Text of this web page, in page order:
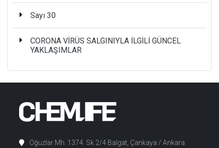
Sayı 30
CORONA VİRÜS SALGINIYLA İLGİLİ GÜNCEL
YAKLAŞIMLAR
Oğuzlar Mh. 1374. Sk 2/4 Balgat, Çankaya / Ankara